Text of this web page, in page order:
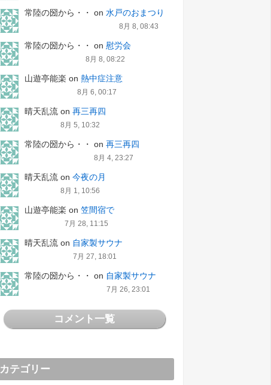
常陸の圀から・・ on 水戸のおまつり
8月 8, 08:43
常陸の圀から・・ on 慰労会
8月 8, 08:22
山遊亭能楽 on 熱中症注意
8月 6, 00:17
晴天乱流 on 再三再四
8月 5, 10:32
常陸の圀から・・ on 再三再四
8月 4, 23:27
晴天乱流 on 今夜の月
8月 1, 10:56
山遊亭能楽 on 笠間宿で
7月 28, 11:15
晴天乱流 on 自家製サウナ
7月 27, 18:01
常陸の圀から・・ on 自家製サウナ
7月 26, 23:01
コメント一覧
カテゴリー